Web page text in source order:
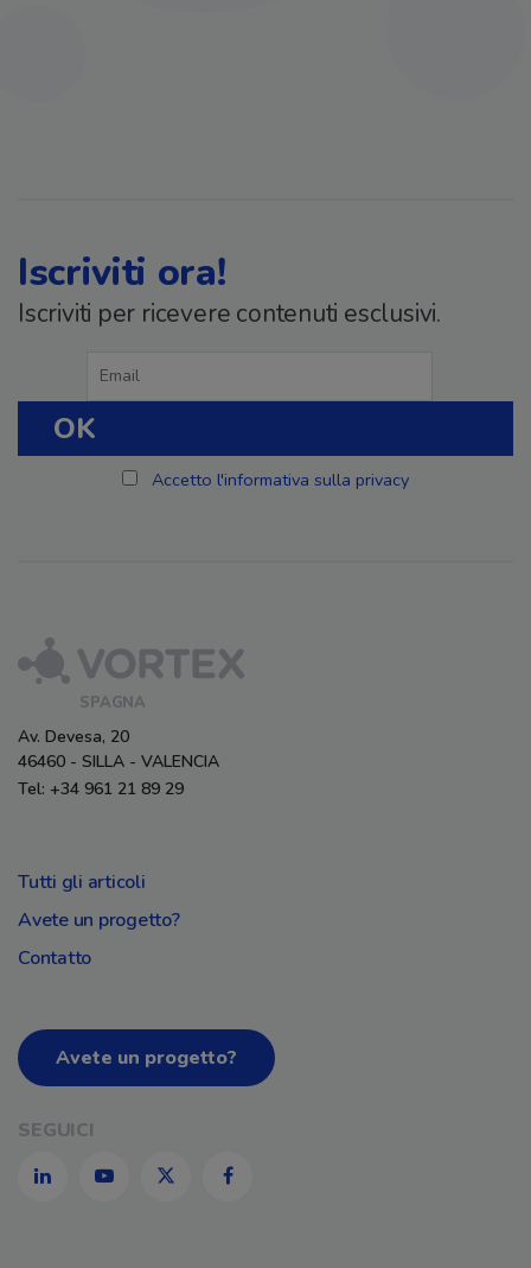
Iscriviti ora!
Iscriviti per ricevere contenuti esclusivi.
Accetto l'informativa sulla privacy
SPAGNA
Av. Devesa, 20
46460 - SILLA - VALENCIA
Tel: +34 961 21 89 29
Tutti gli articoli
Avete un progetto?
Contatto
Avete un progetto?
SEGUICI
LinkedInYoutubeTwitter Facebook